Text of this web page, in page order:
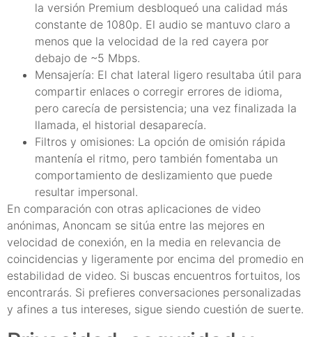
la versión Premium desbloqueó una calidad más
constante de 1080p. El audio se mantuvo claro a
menos que la velocidad de la red cayera por
debajo de ~5 Mbps.
Mensajería: El chat lateral ligero resultaba útil para
compartir enlaces o corregir errores de idioma,
pero carecía de persistencia; una vez finalizada la
llamada, el historial desaparecía.
Filtros y omisiones: La opción de omisión rápida
mantenía el ritmo, pero también fomentaba un
comportamiento de deslizamiento que puede
resultar impersonal.
En comparación con otras aplicaciones de video
anónimas, Anoncam se sitúa entre las mejores en
velocidad de conexión, en la media en relevancia de
coincidencias y ligeramente por encima del promedio en
estabilidad de video. Si buscas encuentros fortuitos, los
encontrarás. Si prefieres conversaciones personalizadas
y afines a tus intereses, sigue siendo cuestión de suerte.